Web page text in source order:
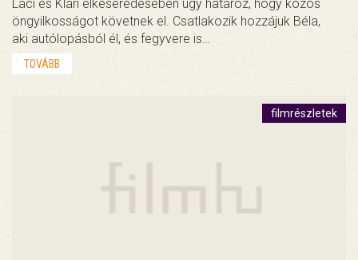
Laci és Klári elkeseredésében úgy határoz, hogy közös
öngyilkosságot követnek el. Csatlakozik hozzájuk Béla,
aki autólopásból él, és fegyvere is…
TOVÁBB
filmrészletek